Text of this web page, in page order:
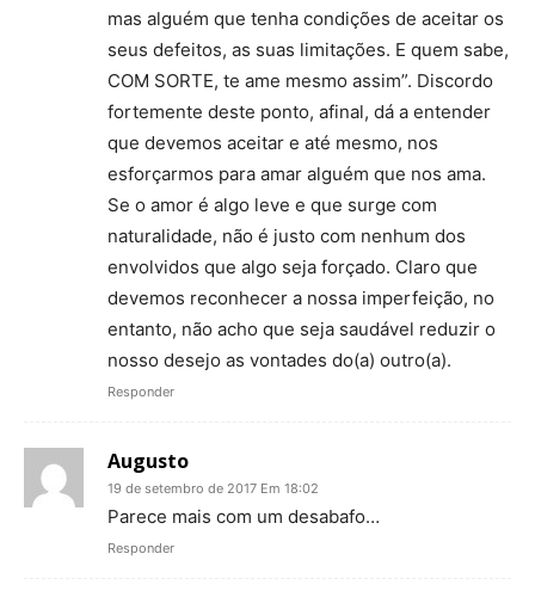
mas alguém que tenha condições de aceitar os
seus defeitos, as suas limitações. E quem sabe,
COM SORTE, te ame mesmo assim”. Discordo
fortemente deste ponto, afinal, dá a entender
que devemos aceitar e até mesmo, nos
esforçarmos para amar alguém que nos ama.
Se o amor é algo leve e que surge com
naturalidade, não é justo com nenhum dos
envolvidos que algo seja forçado. Claro que
devemos reconhecer a nossa imperfeição, no
entanto, não acho que seja saudável reduzir o
nosso desejo as vontades do(a) outro(a).
Responder
Augusto
19 de setembro de 2017 Em 18:02
Parece mais com um desabafo…
Responder